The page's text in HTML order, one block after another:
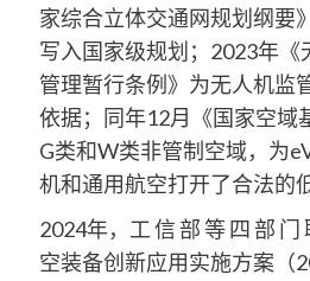
家综合立体交通网规划纲要
写入国家级规划；2023年《
管理暂行条例》为无人机监
依据；同年12月《国家空域
G类和W类非管制空域，为
机和通用航空打开了合法的
2024年，工 信 部 等 四 部 门
空装备创新应用实施方案（